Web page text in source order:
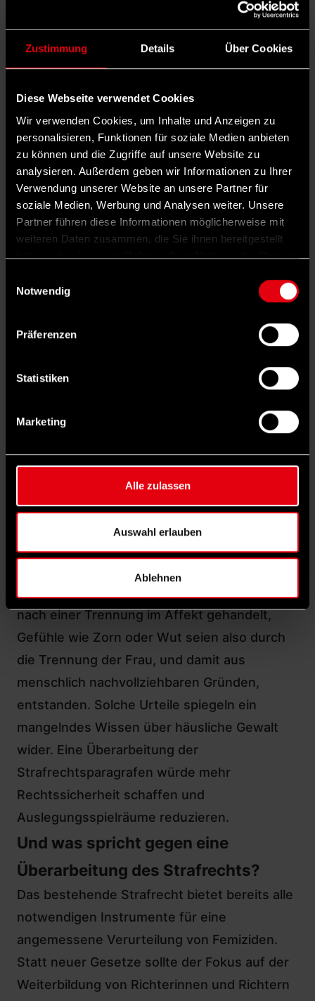
Zustimmung Details Über Cookies
Diese Webseite verwendet Cookies
Wir verwenden Cookies, um Inhalte und Anzeigen zu
personalisieren, Funktionen für soziale Medien anbieten
zu können und die Zugriffe auf unsere Website zu
analysieren. Außerdem geben wir Informationen zu Ihrer
Verwendung unserer Website an unsere Partner für
soziale Medien, Werbung und Analysen weiter. Unsere
Partner führen diese Informationen möglicherweise mit
weiteren Daten zusammen, die Sie ihnen bereitgestellt
haben oder die sie im Rahmen Ihrer Nutzung der Dienste
Notwendig
Präferenzen
Statistiken
Marketing
Alle zulassen
Auswahl erlauben
Ablehnen
Stimmen aus SPD und Union fordern
ein neues Mordmerkmal für
Femizide. In Italien oder einigen
Ländern Lateinamerikas ist Femizid
sogar ein eigener Straftatbestand.
Für wie sinnvoll halten Sie es, das
Strafrecht in Deutschland mit Blick
auf Femizide zu schärfen?
Es gibt Gründe, die dafürsprechen, und
Rechtsprechung bei Femiziden ist sehr
uneinheitlich. Je nach Auslegung wird die
vorsätzliche Tötung einer Frau entweder als
erheblichen Unterschieden im Strafmaß. Für
eine Mordverurteilung müssen spezifische
Merkmale wie niedrige Beweggründe oder
Heimtücke nachgewiesen werden, was
Auslegungssache ist.
„Die Gesellschaft muss eine klarere Haltung
gegenüber Femiziden zeigen“
Problematisch ist tatsächlich, dass viele
nach einer Trennung im Affekt gehandelt,
Gefühle wie Zorn oder Wut seien also durch
die Trennung der Frau, und damit aus
menschlich nachvollziehbaren Gründen,
entstanden. Solche Urteile spiegeln ein
mangelndes Wissen über häusliche Gewalt
wider. Eine Überarbeitung der
Strafrechtsparagrafen würde mehr
Rechtssicherheit schaffen und
Auslegungsspielräume reduzieren.
Und was spricht gegen eine
Überarbeitung des Strafrechts?
Das bestehende Strafrecht bietet bereits alle
notwendigen Instrumente für eine
angemessene Verurteilung von Femiziden.
Statt neuer Gesetze sollte der Fokus auf der
Weiterbildung von Richterinnen und Richtern